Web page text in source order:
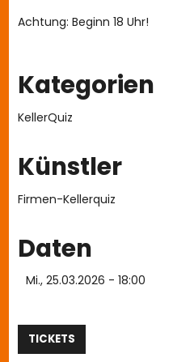
Achtung: Beginn 18 Uhr!
Kategorien
KellerQuiz
Künstler
Firmen-Kellerquiz
Daten
Mi., 25.03.2026 - 18:00
TICKETS